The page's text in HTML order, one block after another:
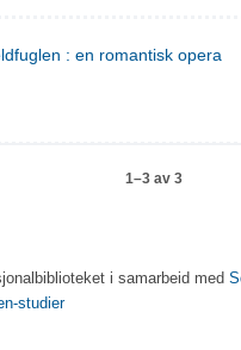
: en romantisk opera
1–3 av 3
i samarbeid med
studier